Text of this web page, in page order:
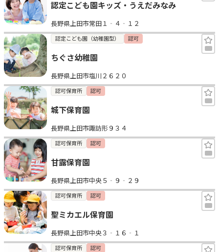
認定こども園キッズ・うえだみなみ
長野県上田市常田１‐４‐１２
認定こども園（幼稚園型） 認可
ちぐさ幼稚園
長野県上田市塩川２６２０
認可保育所 認可
城下保育園
長野県上田市諏訪形９３４
認可保育所 認可
甘露保育園
長野県上田市中央５‐９‐２９
認可保育所 認可
聖ミカエル保育園
長野県上田市中央３‐１６‐１
認可保育所 認可